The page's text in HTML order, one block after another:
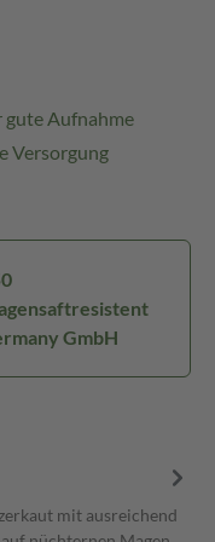
Aufnahme
Versorgung
GmbH
mit ausreichend